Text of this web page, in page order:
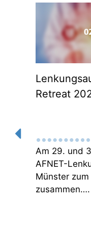
Retreat
Am 29. und
AFNET-
Münster
zusammen….